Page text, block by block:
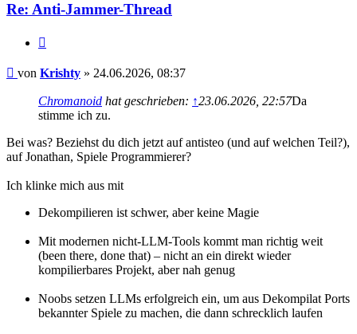
Re: Anti-Jammer-Thread
Beitrag
von Krishty » 24.06.2026, 08:37
Chromanoid hat geschrieben: ↑23.06.2026, 22:57Da
stimme ich zu.
Bei was? Beziehst du dich jetzt auf antisteo (und auf welchen Teil?),
auf Jonathan, Spiele Programmierer?
Ich klinke mich aus mit
Dekompilieren ist schwer, aber keine Magie
Mit modernen nicht-LLM-Tools kommt man richtig weit
(been there, done that) – nicht an ein direkt wieder
kompilierbares Projekt, aber nah genug
Noobs setzen LLMs erfolgreich ein, um aus Dekompilat Ports
bekannter Spiele zu machen, die dann schrecklich laufen